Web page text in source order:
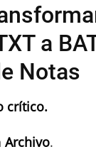
a
Notas
crítico.
Archivo.